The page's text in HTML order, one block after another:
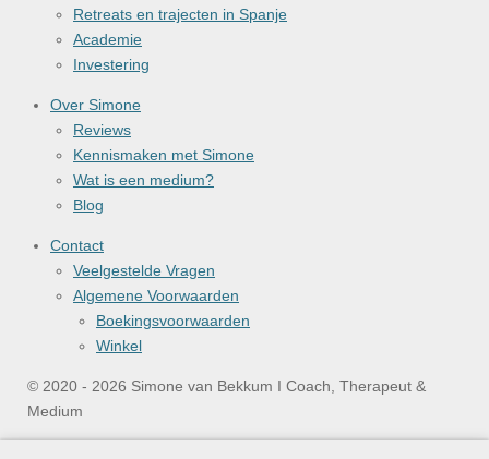
Retreats en trajecten in Spanje
Academie
Investering
Over Simone
Reviews
Kennismaken met Simone
Wat is een medium?
Blog
Contact
Veelgestelde Vragen
Algemene Voorwaarden
Boekingsvoorwaarden
Winkel
© 2020 - 2026 Simone van Bekkum I Coach, Therapeut &
Medium